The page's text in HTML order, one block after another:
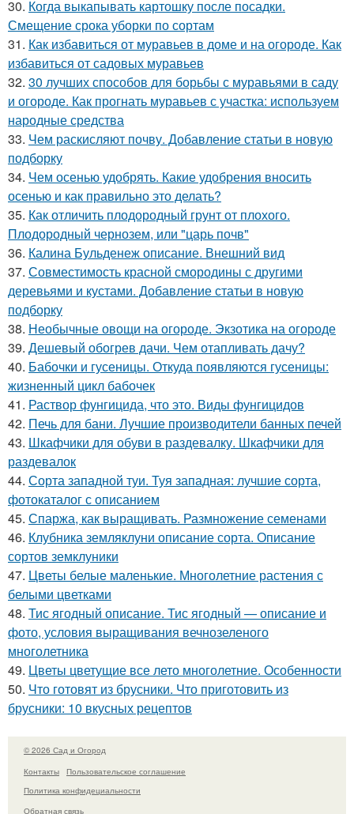
30. Когда выкапывать картошку после посадки.
Смещение срока уборки по сортам
31. Как избавиться от муравьев в доме и на огороде. Как
избавиться от садовых муравьев
32. 30 лучших способов для борьбы с муравьями в саду
и огороде. Как прогнать муравьев с участка: используем
народные средства
33. Чем раскисляют почву. Добавление статьи в новую
подборку
34. Чем осенью удобрять. Какие удобрения вносить
осенью и как правильно это делать?
35. Как отличить плодородный грунт от плохого.
Плодородный чернозем, или "царь почв"
36. Калина Бульденеж описание. Внешний вид
37. Совместимость красной смородины с другими
деревьями и кустами. Добавление статьи в новую
подборку
38. Необычные овощи на огороде. Экзотика на огороде
39. Дешевый обогрев дачи. Чем отапливать дачу?
40. Бабочки и гусеницы. Откуда появляются гусеницы:
жизненный цикл бабочек
41. Раствор фунгицида, что это. Виды фунгицидов
42. Печь для бани. Лучшие производители банных печей
43. Шкафчики для обуви в раздевалку. Шкафчики для
раздевалок
44. Сорта западной туи. Туя западная: лучшие сорта,
фотокаталог с описанием
45. Спаржа, как выращивать. Размножение семенами
46. Клубника земляклуни описание сорта. Описание
сортов земклуники
47. Цветы белые маленькие. Многолетние растения с
белыми цветками
48. Тис ягодный описание. Тис ягодный — описание и
фото, условия выращивания вечнозеленого
многолетника
49. Цветы цветущие все лето многолетние. Особенности
50. Что готовят из брусники. Что приготовить из
брусники: 10 вкусных рецептов
© 2026 Сад и Огород
Контакты
Пользовательское соглашение
Политика конфидециальности
Обратная связь